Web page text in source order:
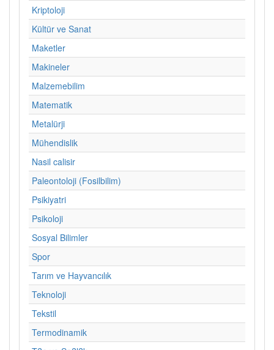
Kriptoloji
Kültür ve Sanat
Maketler
Makineler
Malzemebilim
Matematik
Metalürji
Mühendislik
Nasil calisir
Paleontoloji (Fosilbilim)
Psikiyatri
Psikoloji
Sosyal Bilimler
Spor
Tarım ve Hayvancılık
Teknoloji
Tekstil
Termodinamik